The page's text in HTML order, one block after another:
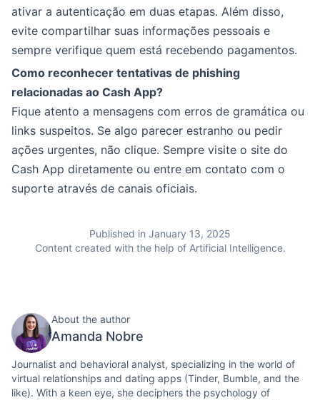
ativar a autenticação em duas etapas. Além disso,
evite compartilhar suas informações pessoais e
sempre verifique quem está recebendo pagamentos.
Como reconhecer tentativas de phishing
relacionadas ao Cash App?
Fique atento a mensagens com erros de gramática ou
links suspeitos. Se algo parecer estranho ou pedir
ações urgentes, não clique. Sempre visite o site do
Cash App diretamente ou entre em contato com o
suporte através de canais oficiais.
Published in January 13, 2025
Content created with the help of Artificial Intelligence.
About the author
Amanda Nobre
Journalist and behavioral analyst, specializing in the world of
virtual relationships and dating apps (Tinder, Bumble, and the
like). With a keen eye, she deciphers the psychology of